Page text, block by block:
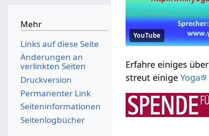
YouTube
streut einigeYoga
Mehr
Links auf diese Seite
Änderungen an
verlinkten Seiten
Druckversion
Permanenter Link
Seiten­­informationen
Seitenlogbücher